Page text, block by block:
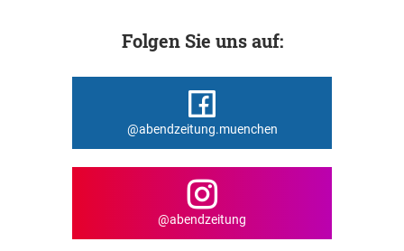
Folgen Sie uns auf:
@abendzeitung.muenchen
@abendzeitung